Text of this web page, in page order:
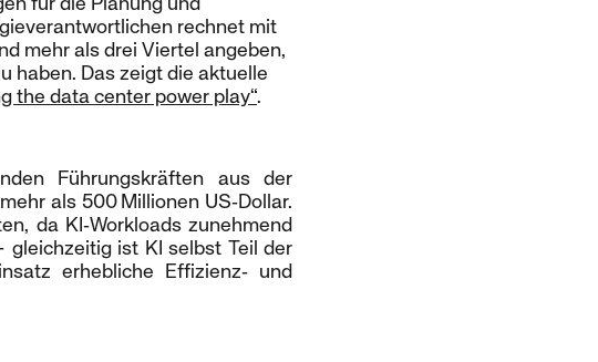
rechnet mit
mehr als drei Viertel angeben,
haben. Das zeigt die aktuelle
the data center power play“.
Führungskräften aus der
als 500 Millionen US‑Dollar.
da KI‑Workloads zunehmend
gleichzeitig ist KI selbst Teil der
erhebliche Effizienz‑ und